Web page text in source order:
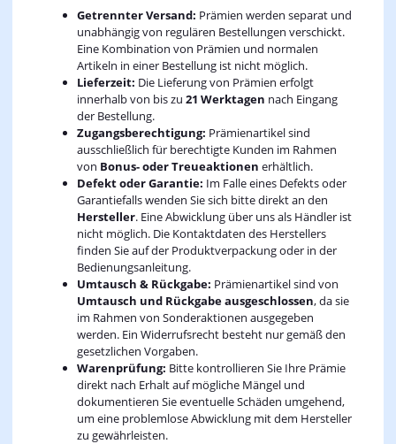
Getrennter Versand: Prämien werden separat und
unabhängig von regulären Bestellungen verschickt.
Eine Kombination von Prämien und normalen
Artikeln in einer Bestellung ist nicht möglich.
Lieferzeit: Die Lieferung von Prämien erfolgt
innerhalb von bis zu 21 Werktagen nach Eingang
der Bestellung.
Zugangsberechtigung: Prämienartikel sind
ausschließlich für berechtigte Kunden im Rahmen
von Bonus- oder Treueaktionen erhältlich.
Defekt oder Garantie: Im Falle eines Defekts oder
Garantiefalls wenden Sie sich bitte direkt an den
Hersteller. Eine Abwicklung über uns als Händler ist
nicht möglich. Die Kontaktdaten des Herstellers
finden Sie auf der Produktverpackung oder in der
Bedienungsanleitung.
Umtausch & Rückgabe: Prämienartikel sind von
Umtausch und Rückgabe ausgeschlossen, da sie
im Rahmen von Sonderaktionen ausgegeben
werden. Ein Widerrufsrecht besteht nur gemäß den
gesetzlichen Vorgaben.
Warenprüfung: Bitte kontrollieren Sie Ihre Prämie
direkt nach Erhalt auf mögliche Mängel und
dokumentieren Sie eventuelle Schäden umgehend,
um eine problemlose Abwicklung mit dem Hersteller
zu gewährleisten.